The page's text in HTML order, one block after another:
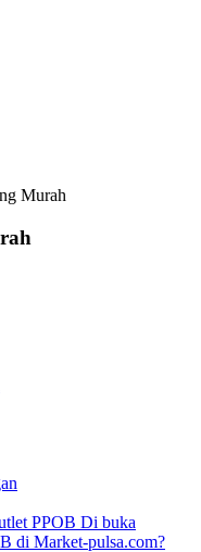
Murah
PPOB Di buka
di Market-pulsa.com?